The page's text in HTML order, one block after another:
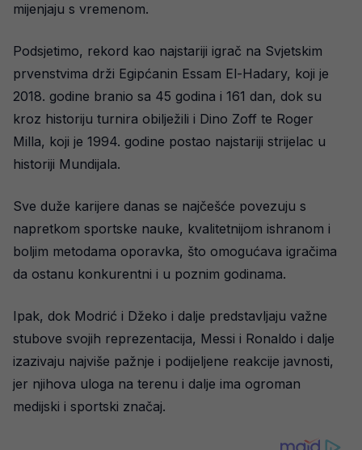
mijenjaju s vremenom.
Podsjetimo, rekord kao najstariji igrač na Svjetskim
prvenstvima drži Egipćanin Essam El-Hadary, koji je
2018. godine branio sa 45 godina i 161 dan, dok su
kroz historiju turnira obilježili i Dino Zoff te Roger
Milla, koji je 1994. godine postao najstariji strijelac u
historiji Mundijala.
Sve duže karijere danas se najčešće povezuju s
napretkom sportske nauke, kvalitetnijom ishranom i
boljim metodama oporavka, što omogućava igračima
da ostanu konkurentni i u poznim godinama.
Ipak, dok Modrić i Džeko i dalje predstavljaju važne
stubove svojih reprezentacija, Messi i Ronaldo i dalje
izazivaju najviše pažnje i podijeljene reakcije javnosti,
jer njihova uloga na terenu i dalje ima ogroman
medijski i sportski značaj.